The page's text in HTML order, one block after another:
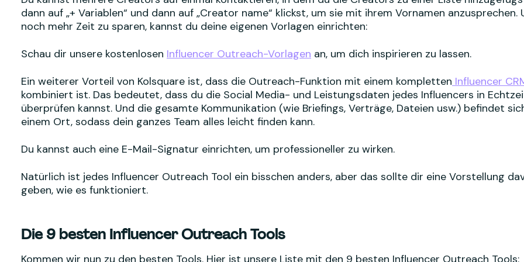
dann auf „+ Variablen“ und dann auf „Creator name“ klickst, um sie mit ihrem Vornamen anzusprechen.
noch mehr Zeit zu sparen, kannst du deine eigenen Vorlagen einrichten:
Schau dir unsere kostenlosen Influencer Outreach-Vorlagen an, um dich inspirieren zu lassen.
Ein weiterer Vorteil von Kolsquare ist, dass die Outreach-Funktion mit einem kompletten Influencer
kombiniert ist. Das bedeutet, dass du die Social Media- und Leistungsdaten jedes Influencers in
überprüfen kannst. Und die gesamte Kommunikation (wie Briefings, Verträge, Dateien usw.) befindet
einem Ort, sodass dein ganzes Team alles leicht finden kann.
Du kannst auch eine E-Mail-Signatur einrichten, um professioneller zu wirken.
Natürlich ist jedes Influencer Outreach Tool ein bisschen anders, aber das sollte dir eine Vorstellung
geben, wie es funktioniert.
Die 9 besten Influencer Outreach Tools
Kommen wir nun zu den besten Tools. Hier ist unsere Liste mit den 9 besten Influencer Outreach Tools: